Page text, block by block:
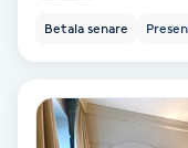
Nagelklippning
Nageltrång
Betala senare